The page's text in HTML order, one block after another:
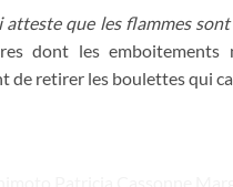
que les flammes sont
dont les
de retirer les boulettes qui